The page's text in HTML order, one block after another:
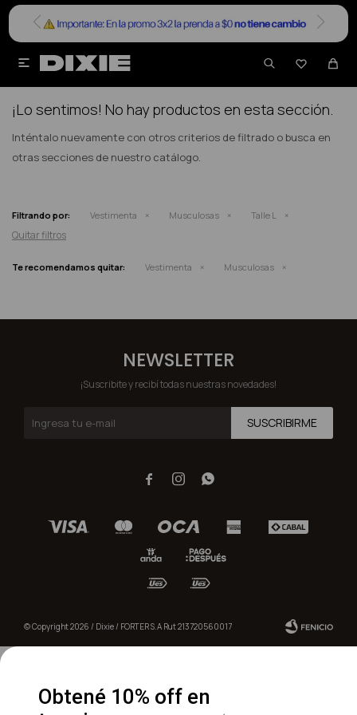


NO SE HAN RECUPERADO PRODUCTOS
¡Lo sentimos! No hay productos en esta sección.
Inténtalo nuevamente con otros criterios de filtrado o busca en
otras secciones de nuestro catálogo.
Filtrando por: Vestimenta Musculosas Talle L
Quitar filtros
Te recomendamos quitar: Vestimenta Musculosas
NEWSLETTER
¡Suscribite y recibí todas nuestras novedades!
SUSCRIBIRME
  
© Copyright 2026 / Dixie / FORTER S.A Rut 213720560017
Obtené 10% off en